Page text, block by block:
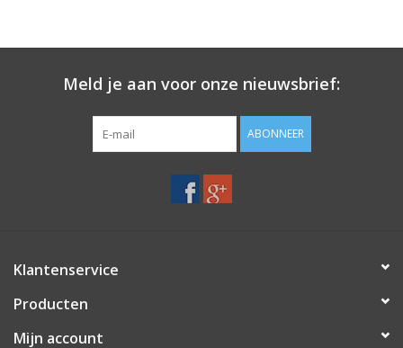
Meld je aan voor onze nieuwsbrief:
ABONNEER
Klantenservice
Producten
Mijn account